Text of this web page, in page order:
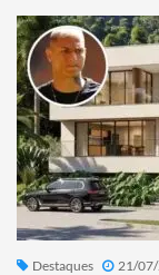
Destaques 21/